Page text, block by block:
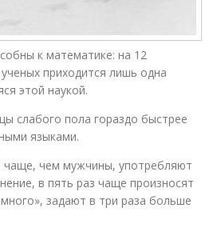
к математике: на 12
приходится лишь одна
этой наукой.
слабого пола гораздо быстрее
языками.
чаще, чем мужчины, употребляют
в пять раз чаще произносят
задают в три раза больше